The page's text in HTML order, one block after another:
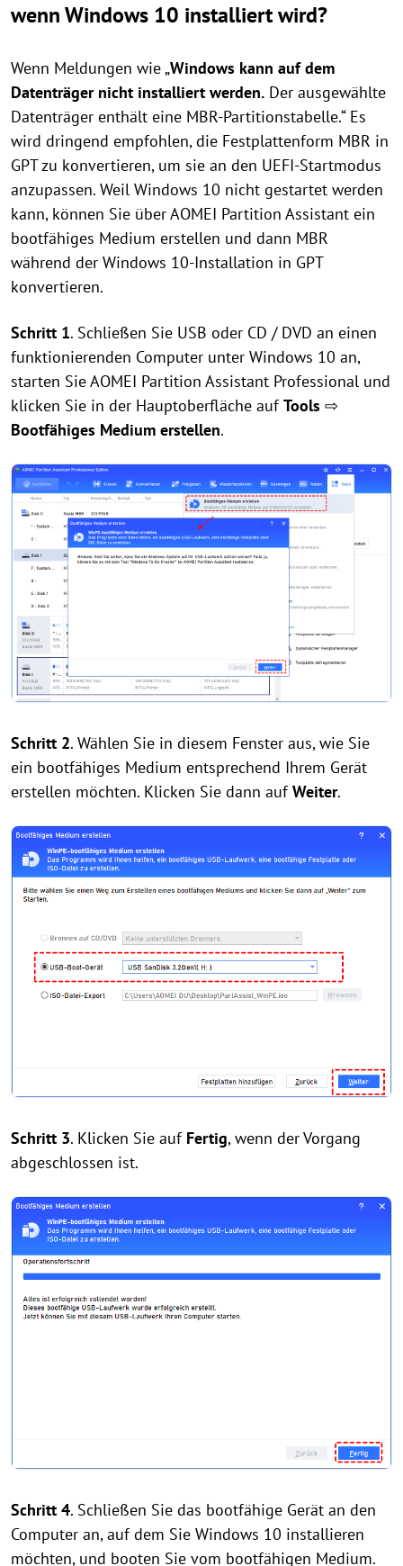
wenn Windows 10 installiert wird?
Wenn Meldungen wie „Windows kann auf dem
Datenträger nicht installiert werden. Der ausgewählte
Datenträger enthält eine MBR-Partitionstabelle.“ Es
wird dringend empfohlen, die Festplattenform MBR in
GPT zu konvertieren, um sie an den UEFI-Startmodus
anzupassen. Weil Windows 10 nicht gestartet werden
kann, können Sie über AOMEI Partition Assistant ein
bootfähiges Medium erstellen und dann MBR
während der Windows 10-Installation in GPT
konvertieren.
Schritt 1. Schließen Sie USB oder CD / DVD an einen
funktionierenden Computer unter Windows 10 an,
starten Sie AOMEI Partition Assistant Professional und
klicken Sie in der Hauptoberfläche aufTools ⇨
Bootfähiges Medium erstellen.
Schritt 2. Wählen Sie in diesem Fenster aus, wie Sie
ein bootfähiges Medium entsprechend Ihrem Gerät
erstellen möchten. Klicken Sie dann aufWeiter.
Schritt 3. Klicken Sie auf Fertig, wenn der Vorgang
abgeschlossen ist.
Schritt 4. Schließen Sie das bootfähige Gerät an den
Computer an, auf dem Sie Windows 10 installieren
möchten, und booten Sie vom bootfähigen Medium.